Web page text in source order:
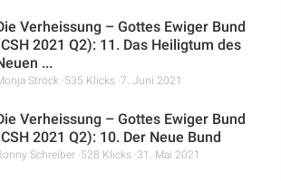
Verheissung – Gottes Ewiger Bund
2021 Q2): 11. Das Heiligtum des
...
Ströck 535 Klicks 7. Juni 2021
Verheissung – Gottes Ewiger Bund
2021 Q2): 10. Der Neue Bund
Schreiber 528 Klicks 31. Mai 2021